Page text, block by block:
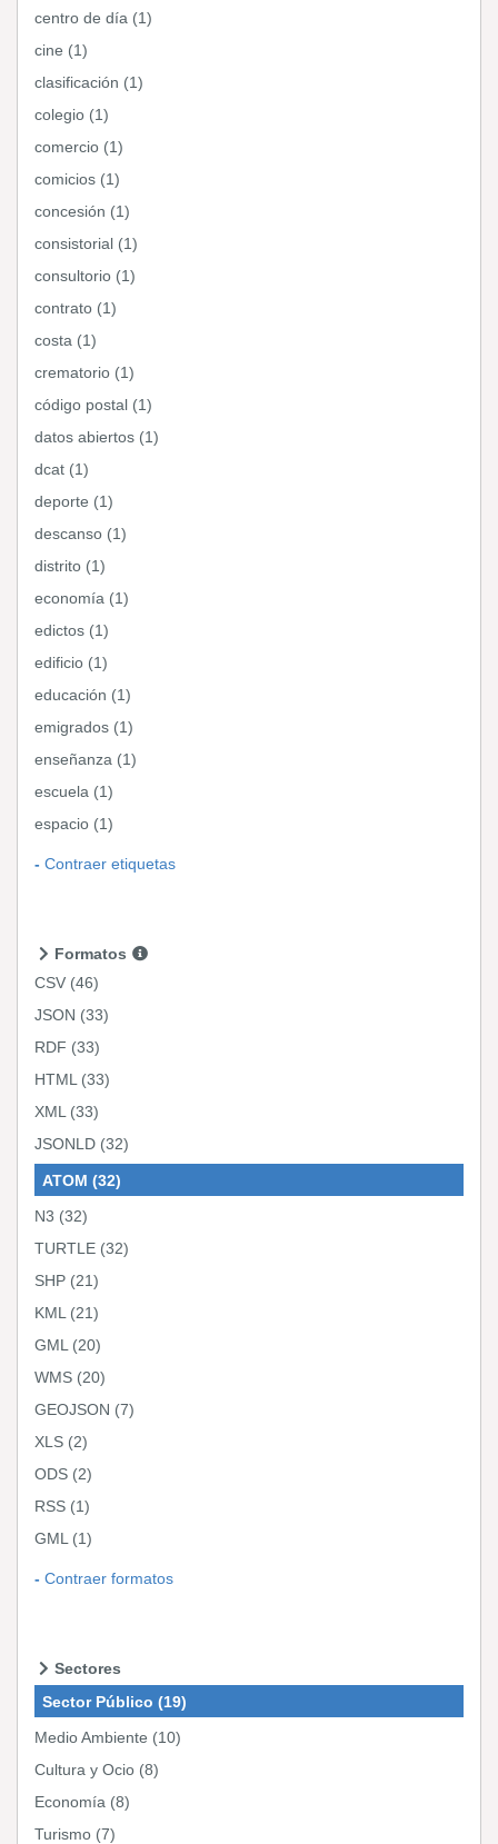
centro de día (1)
cine (1)
clasificación (1)
colegio (1)
comercio (1)
comicios (1)
concesión (1)
consistorial (1)
consultorio (1)
contrato (1)
costa (1)
crematorio (1)
código postal (1)
datos abiertos (1)
dcat (1)
deporte (1)
descanso (1)
distrito (1)
economía (1)
edictos (1)
edificio (1)
educación (1)
emigrados (1)
enseñanza (1)
escuela (1)
espacio (1)
Contraer etiquetas
Formatos
CSV (46)
JSON (33)
RDF (33)
HTML (33)
XML (33)
JSONLD (32)
ATOM (32)
N3 (32)
TURTLE (32)
SHP (21)
KML (21)
GML (20)
WMS (20)
GEOJSON (7)
XLS (2)
ODS (2)
RSS (1)
GML (1)
Contraer formatos
Sectores
Sector Público (19)
Medio Ambiente (10)
Cultura y Ocio (8)
Economía (8)
Turismo (7)